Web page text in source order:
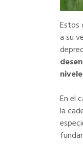
Estos
a su
En el
la